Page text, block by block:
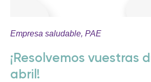
Empresa saludable, PAE
¡Resolvemos vuestras
abril!